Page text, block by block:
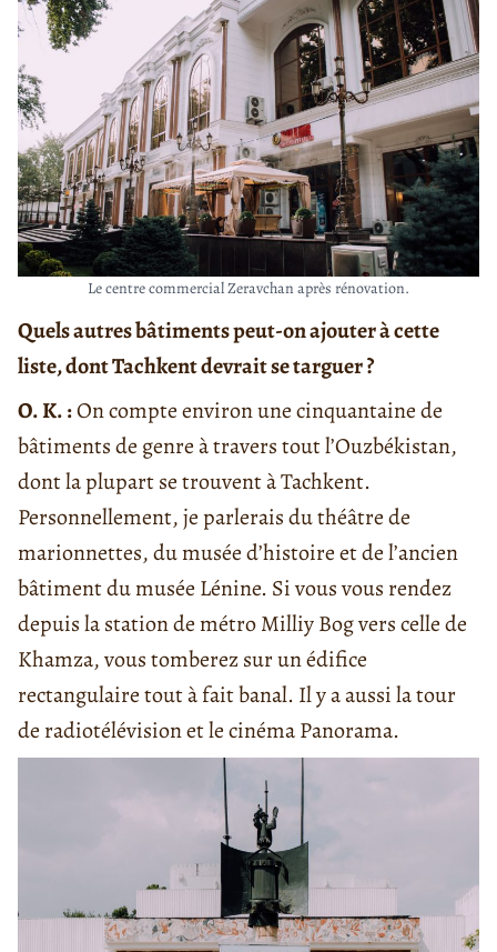
Le centre commercial Zeravchan après rénovation.
Quels autres bâtiments peut-on ajouter à cette
liste, dont Tachkent devrait se targuer ?
O. K. :On compte environ une cinquantaine de
bâtiments de genre à travers tout l’Ouzbékistan,
dont la plupart se trouvent à Tachkent.
Personnellement, je parlerais du théâtre de
marionnettes, du musée d’histoire et de l’ancien
bâtiment du musée Lénine. Si vous vous rendez
depuis la station de métro Milliy Bog vers celle de
Khamza, vous tomberez sur un édifice
rectangulaire tout à fait banal. Il y a aussi la tour
de radiotélévision et le cinéma Panorama.